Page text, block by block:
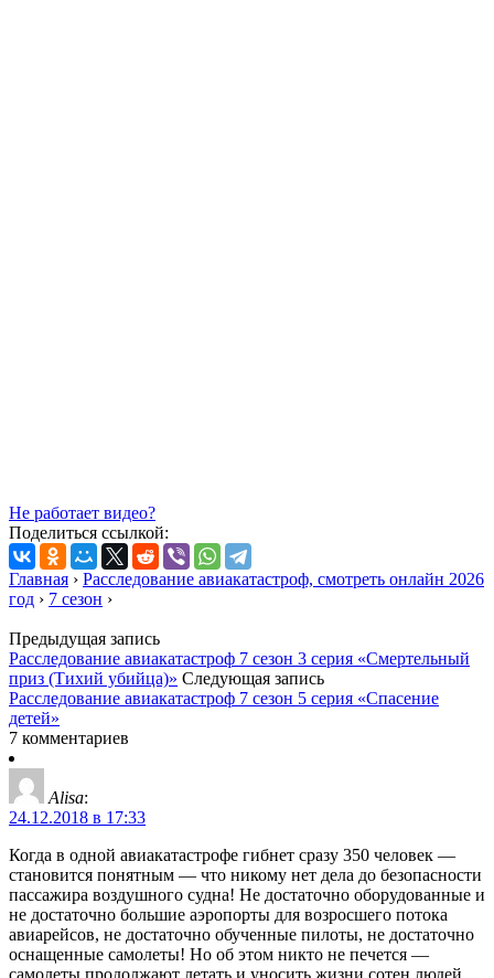
Не работает видео?
Поделиться ссылкой:
Главная › Расследование авиакатастроф, смотреть онлайн 2026
год › 7 сезон ›
Предыдущая запись
Расследование авиакатастроф 7 сезон 3 серия «Смертельный
приз (Тихий убийца)» Следующая запись
Расследование авиакатастроф 7 сезон 5 серия «Спасение
детей»
7 комментариев
Alisa:
24.12.2018 в 17:33
Когда в одной авиакатастрофе гибнет сразу 350 человек —
становится понятным — что никому нет дела до безопасности
пассажира воздушного судна! Не достаточно оборудованные и
не достаточно большие аэропорты для возросшего потока
авиарейсов, не достаточно обученные пилоты, не достаточно
оснащенные самолеты! Но об этом никто не печется —
самолеты продолжают летать и уносить жизни сотен людей.